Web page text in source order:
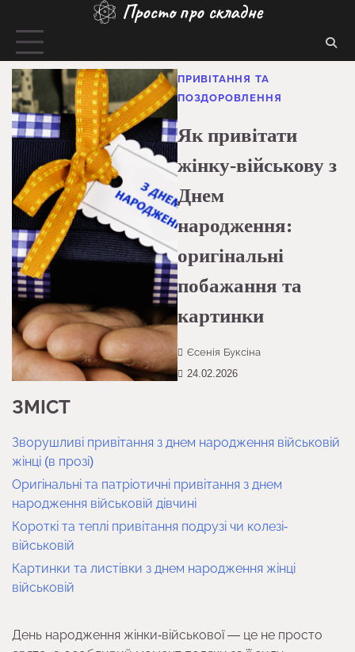
вмісту
Просто про складне
ПРИВІТАННЯ ТА
ПОЗДОРОВЛЕННЯ
Як привітати
жінку-військову з
Днем
народження:
оригінальні
побажання та
картинки
Єсенія Буксіна
24.02.2026
ЗМІСТ
Зворушливі привітання з днем народження військовій
жінці (в прозі)
Оригінальні та патріотичні привітання з днем
народження військовій дівчині
Короткі та теплі привітання подрузі чи колезі-
військовій
Картинки та листівки з днем народження жінці
військовій
День народження жінки-військової — це не просто